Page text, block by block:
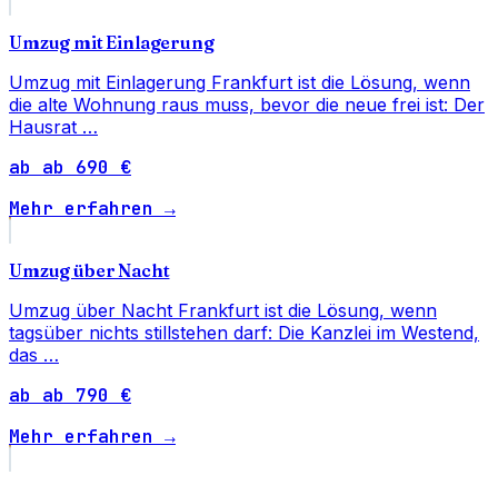
Umzug mit Einlagerung
Umzug mit Einlagerung Frankfurt ist die Lösung, wenn
die alte Wohnung raus muss, bevor die neue frei ist: Der
Hausrat …
ab ab 690 €
Mehr erfahren →
Umzug über Nacht
Umzug über Nacht Frankfurt ist die Lösung, wenn
tagsüber nichts stillstehen darf: Die Kanzlei im Westend,
das …
ab ab 790 €
Mehr erfahren →